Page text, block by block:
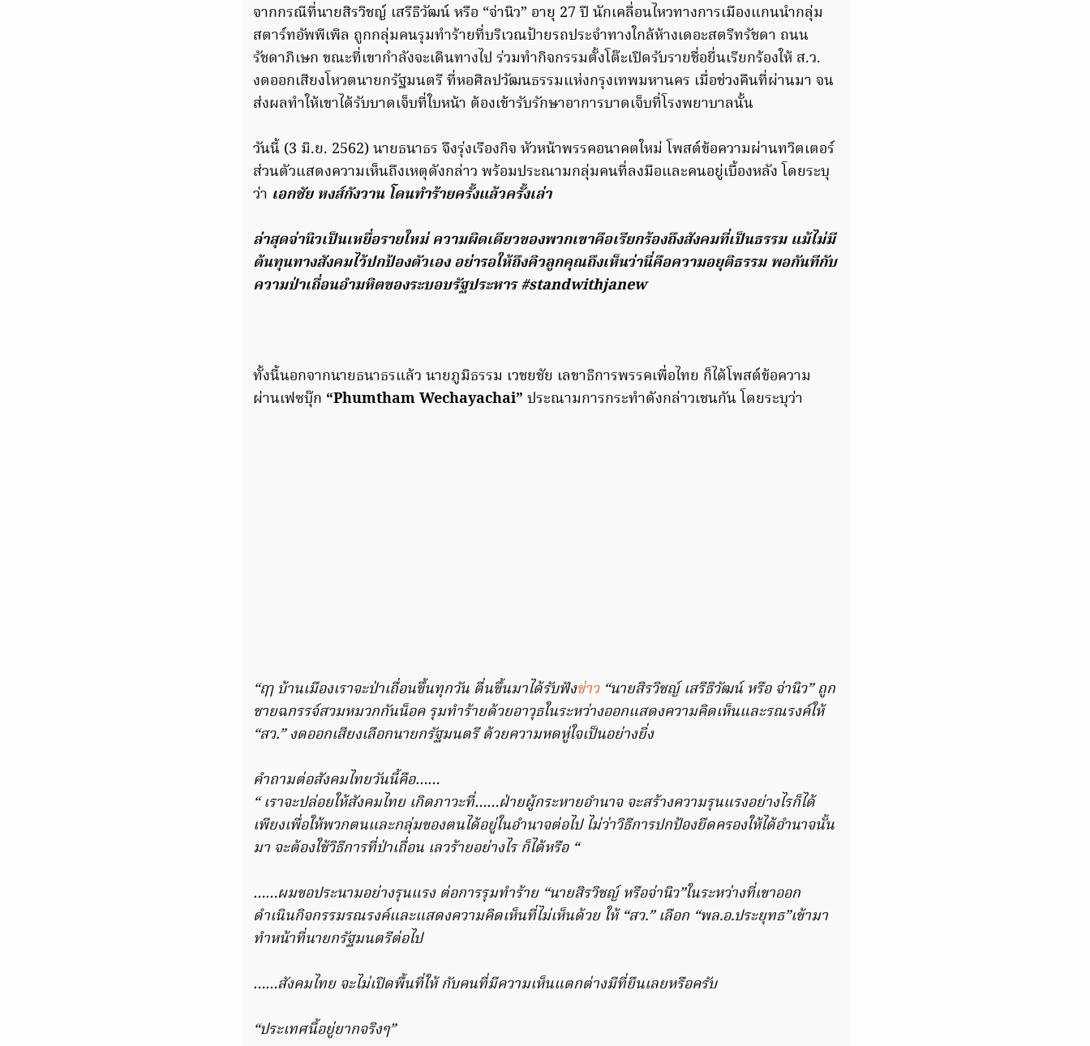
จากกรณีที่นายสิรวิชญ์ เสรีธิวัฒน์ หรือ “จ่านิว” อายุ 27 ปี นักเคลื่อนไหวทางการเมืองแกนนำกลุ่ม
สตาร์ทอัพพีเพิล ถูกกลุ่มคนรุมทำร้ายที่บริเวณป้ายรถประจำทางใกล้ห้างเดอะสตรีทรัชดา ถนน
รัชดาภิเษก ขณะที่เขากำลังจะเดินทางไป ร่วมทำกิจกรรมตั้งโต๊ะเปิดรับรายชื่อยื่นเรียกร้องให้ ส.ว.
งดออกเสียงโหวตนายกรัฐมนตรี ที่หอศิลปวัฒนธรรมแห่งกรุงเทพมหานคร เมื่อช่วงคืนที่ผ่านมา จน
ส่งผลทำให้เขาได้รับบาดเจ็บที่ใบหน้า ต้องเข้ารับรักษาอาการบาดเจ็บที่โรงพยาบาลนั้น
วันนี้ (3 มิ.ย. 2562) นายธนาธร จึงรุ่งเรืองกิจ หัวหน้าพรรคอนาคตใหม่ โพสต์ข้อความผ่านทวิตเตอร์
ส่วนตัวแสดงความเห็นถึงเหตุดังกล่าว พร้อมประณามกลุ่มคนที่ลงมือและคนอยู่เบื้องหลัง โดยระบุ
ว่า เอกชัย หงส์กังวาน โดนทำร้ายครั้งแล้วครั้งเล่า
ล่าสุดจ่านิวเป็นเหยื่อรายใหม่ ความผิดเดียวของพวกเขาคือเรียกร้องถึงสังคมที่เป็นธรรม แม้ไม่มี
ต้นทุนทางสังคมไว้ปกป้องตัวเอง อย่ารอให้ถึงคิวลูกคุณถึงเห็นว่านี่คือความอยุติธรรม พอกันทีกับ
ความป่าเถื่อนอำมหิตของระบอบรัฐประหาร #standwithjanew
ทั้งนี้นอกจากนายธนาธรแล้ว นายภูมิธรรม เวชยชัย เลขาธิการพรรคเพื่อไทย ก็ได้โพสต์ข้อความ
ผ่านเฟซบุ๊ก “Phumtham Wechayachai” ประณามการกระทำดังกล่าวเชนกัน โดยระบุว่า
“ฤๅ บ้านเมืองเราจะป่าเถื่อนขึ้นทุกวัน ตื่นขึ้นมาได้รับฟังข่าว“นายสิรวิชญ์ เสรีธิวัฒน์ หรือ จ่านิว” ถูก
ชายฉกรรจ์สวมหมวกกันน็อค รุมทำร้ายด้วยอาวุธในระหว่างออกแสดงความคิดเห็นและรณรงค์ให้
“สว.” งดออกเสียงเลือกนายกรัฐมนตรี ด้วยความหดหู่ใจเป็นอย่างยิ่ง
คำถามต่อสังคมไทยวันนี้คือ……
“ เราจะปล่อยให้สังคมไทย เกิดภาวะที่……ฝ่ายผู้กระหายอำนาจ จะสร้างความรุนแรงอย่างไรก็ได้
เพียงเพื่อให้พวกตนและกลุ่มของตนได้อยู่ในอำนาจต่อไป ไม่ว่าวิธีการปกป้องยึดครองให้ได้อำนาจนั้น
มา จะต้องใช้วิธีการที่ป่าเถื่อน เลวร้ายอย่างไร ก็ได้หรือ “
……ผมขอประนามอย่างรุนแรง ต่อการรุมทำร้าย “นายสิรวิชญ์ หรือจ่านิว”ในระหว่างที่เขาออก
ดำเนินกิจกรรมรณรงค์และแสดงความคิดเห็นที่ไม่เห็นด้วย ให้ “สว.” เลือก “พล.อ.ประยุทธ”เข้ามา
ทำหน้าที่นายกรัฐมนตรีต่อไป
……สังคมไทย จะไม่เปิดพื้นที่ให้ กับคนที่มีความเห็นแตกต่างมีที่ยืนเลยหรือครับ
“ประเทศนี้อยู่ยากจริงๆ”